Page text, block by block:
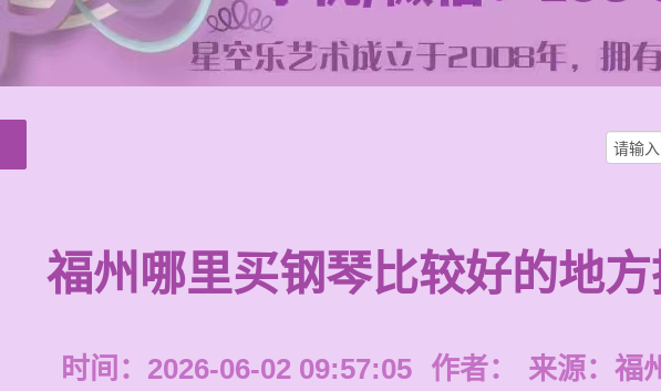
福州哪里买钢琴比较好的地
时间：2026-06-02 09:57:05 作者： 来源： 福